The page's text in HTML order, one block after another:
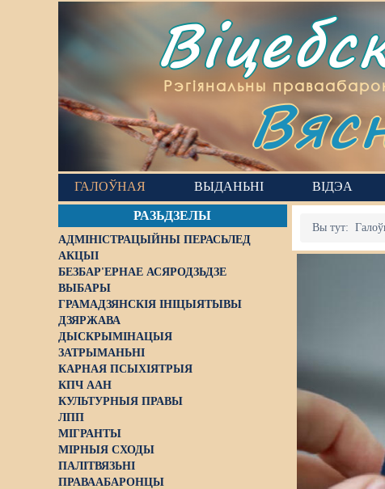
Рэгіянальны
ГАЛОЎНАЯ ВЫДАНЬНІ ВІДЭА
РАЗЬДЗЕЛЫ
АДМІНІСТРАЦЫЙНЫ ПЕРАСЬЛЕД
АКЦЫІ
БЕЗБАР'ЕРНАЕ АСЯРОДЗЬДЗЕ
ВЫБАРЫ
ГРАМАДЗЯНСКІЯ ІНІЦЫЯТЫВЫ
ДЗЯРЖАВА
ДЫСКРЫМІНАЦЫЯ
ЗАТРЫМАНЬНІ
КАРНАЯ ПСЫХІЯТРЫЯ
КПЧ ААН
КУЛЬТУРНЫЯ ПРАВЫ
ЛПП
МІГРАНТЫ
МІРНЫЯ СХОДЫ
ПАЛІТВЯЗЬНІ
ПРАВААБАРОНЦЫ
Вы тут: